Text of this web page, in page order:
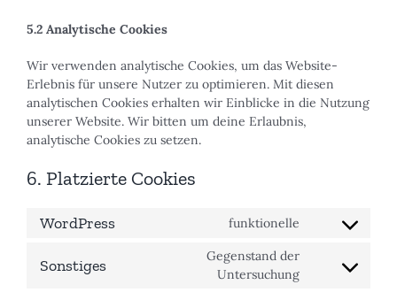
5.2 Analytische Cookies
Wir verwenden analytische Cookies, um das Website-
Erlebnis für unsere Nutzer zu optimieren. Mit diesen
analytischen Cookies erhalten wir Einblicke in die Nutzung
unserer Website. Wir bitten um deine Erlaubnis,
analytische Cookies zu setzen.
6. Platzierte Cookies
WordPress funktionelle
Consent
service
Sonstiges
Gegenstand der
Untersuchung
Consent